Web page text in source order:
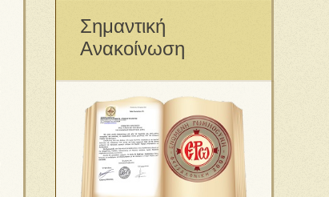
Σημαντική
Ανακοίνωση